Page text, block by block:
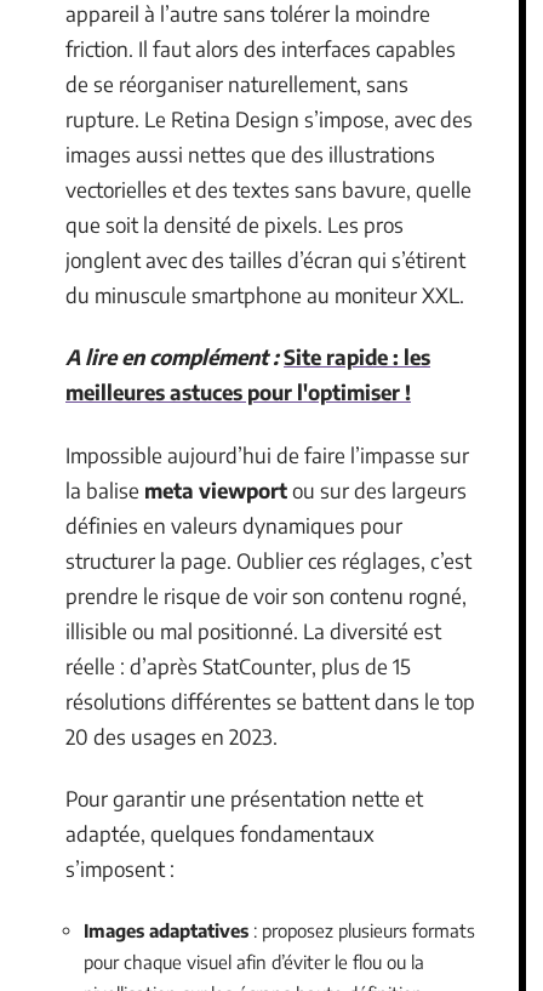
appareil à l’autre sans tolérer la moindre
friction. Il faut alors des interfaces capables
de se réorganiser naturellement, sans
rupture. Le Retina Design s’impose, avec des
images aussi nettes que des illustrations
vectorielles et des textes sans bavure, quelle
que soit la densité de pixels. Les pros
jonglent avec des tailles d’écran qui s’étirent
du minuscule smartphone au moniteur XXL.
A lire en complément :Site rapide : les
meilleures astuces pour l'optimiser !
Impossible aujourd’hui de faire l’impasse sur
la balise meta viewportou sur des largeurs
définies en valeurs dynamiques pour
structurer la page. Oublier ces réglages, c’est
prendre le risque de voir son contenu rogné,
illisible ou mal positionné. La diversité est
réelle : d’après StatCounter, plus de 15
résolutions différentes se battent dans le top
20 des usages en 2023.
Pour garantir une présentation nette et
adaptée, quelques fondamentaux
s’imposent :
Images adaptatives : proposez plusieurs formats
pour chaque visuel afin d’éviter le flou ou la